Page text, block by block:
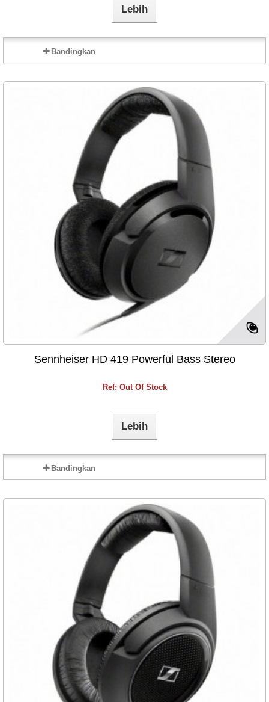
Lebih
Bandingkan
Sennheiser HD 419 Powerful Bass Stereo
Ref: Out Of Stock
Lebih
Bandingkan